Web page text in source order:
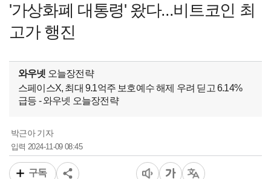
'가상화폐 대통령' 왔다...비트코인 최
고가 행진
와우넷 오늘장전략
스페이스X, 최대 9.1억주 보호예수 해제 우려 딛고 6.14%
급등 - 와우넷 오늘장전략
박근아 기자
입력 2024-11-09 08:45
구독